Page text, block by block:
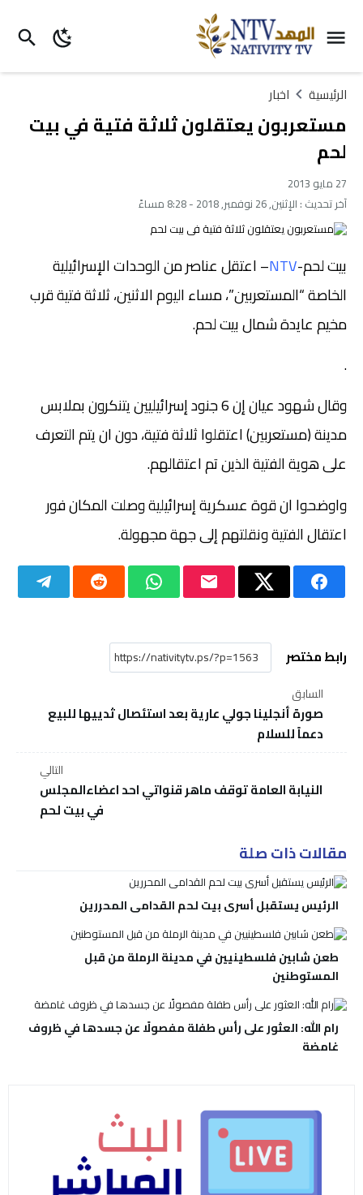
الرئيسية اخبار
مستعربون يعتقلون ثلاثة فتية في بيت
لحم
27 مايو 2013
آخر تحديث : الإثنين, 26 نوفمبر, 2018 - 8:28 مساءً
بيت لحم-NTV– اعتقل عناصر من الوحدات الإسرائيلية
الخاصة “المستعربين”، مساء اليوم الاثنين، ثلاثة فتية قرب
مخيم عايدة شمال بيت لحم.
.
وقال شهود عيان إن 6 جنود إسرائيليين يتنكرون بملابس
مدينة (مستعربين) اعتقلوا ثلاثة فتية، دون ان يتم التعرف
على هوية الفتية الذين تم اعتقالهم.
واوضحوا ان قوة عسكرية إسرائيلية وصلت المكان فور
اعتقال الفتية ونقلتهم إلى جهة مجهولة.
رابط مختصر
السابق
صورة أنجلينا جولي عارية بعد استئصال ثدييها للبيع
دعماً للسلام
التالي
النيابة العامة توقف ماهر قنواتي احد اعضاءالمجلس
في بيت لحم
مقالات ذات صلة
الرئيس يستقبل أسرى بيت لحم القدامى المحررين
طعن شابين فلسطينيين في مدينة الرملة من قبل
المستوطنين
رام الله: العثور على رأس طفلة مفصولًا عن جسدها في ظروف
غامضة